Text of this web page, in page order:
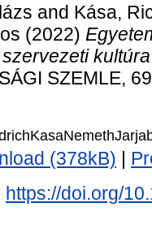
and Kása,
(2022)
SZEMLE,
(378kB)
https://doi.org/